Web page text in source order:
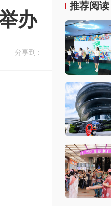
办
分享到：
推荐阅读